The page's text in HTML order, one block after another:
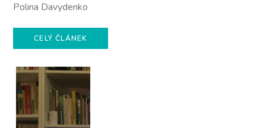
Polina Davydenko
CELÝ ČLÁNEK